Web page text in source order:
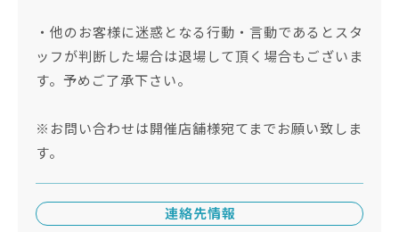
・他のお客様に迷惑となる行動・言動であるとスタ
ッフが判断した場合は退場して頂く場合もございま
す。予めご了承下さい。
※お問い合わせは開催店舗様宛てまでお願い致しま
す。
連絡先情報